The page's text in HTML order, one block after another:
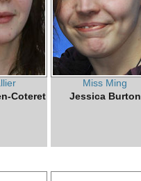
Coteret
Miss Ming
Jessica Burton